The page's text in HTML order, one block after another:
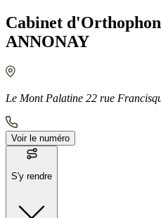
Cabinet
ANNONAY
Le Mont Palatine 22 rue
Voir le numéro
S'y rendre